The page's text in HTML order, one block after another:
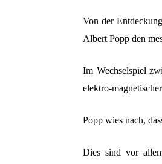
Von der
Albert Popp den
Im Wechselspiel
elektro-
Popp wies nach,
Dies sind vor